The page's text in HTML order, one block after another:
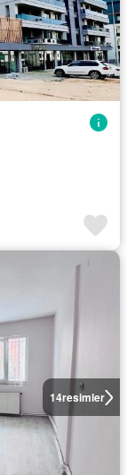
14resimler